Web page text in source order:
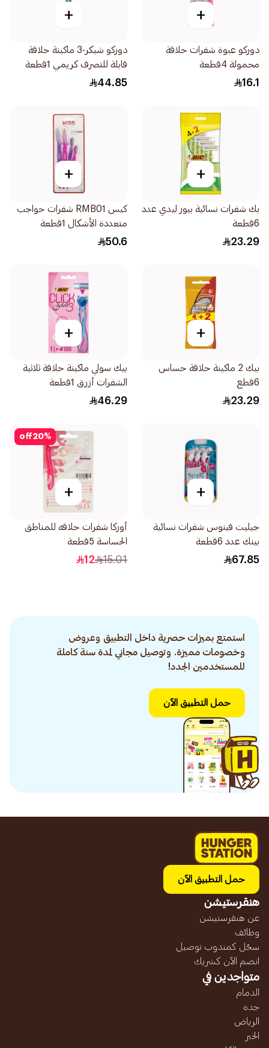
+
دوركو عبوة شفرات حلاقة
محمولة 4قطعة
16.1
+
دوركو شيكر-3 ماكينة حلاقة
قابلة للتصرف كريمي 1قطعة
44.85
+
بك شفرات نسائية بيور ليدي عدد
6قطعة
23.29
+
كيس RMB01 شفرات حواجب
متعددة الأشكال 1قطعة
50.6
+
بيك 2 ماكينة حلاقة حساس
6قطع
23.29
+
بيك سولي ماكينة حلاقة ثلاثية
الشفرات أزرق 1قطعة
46.29
+
جيليت فينوس شفرات نسائية
بينك عدد 6قطعة
67.85
20%
off
+
أوركا شفرات حلاقه للمناطق
الحساسة 5قطعة
15.01
12
استمتع بميزات حصرية داخل التطبيق وعروض
وخصومات مميزة. وتوصيل مجاني لمدة سنة كاملة
للمستخدمين الجدد!
حمل التطبيق الآن
حمل التطبيق الآن
هنقرستيشن
عن هنقرستيشن
وظائف
سجّل كمندوب توصيل
انضم الآن كشريك
متواجدين في
الدمام
جده
الرياض
الخبر